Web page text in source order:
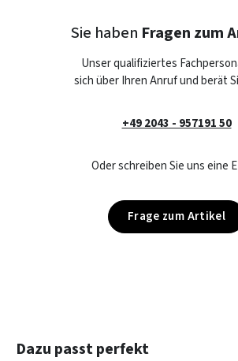
Sie haben Fragen zum
Unser qualifiziertes
sich über Ihren Anruf und berät
+49 2043 - 957191 50
Oder schreiben Sie uns eine
Frage zum Artikel
Produktgalerie überspringen
Dazu passt perfekt